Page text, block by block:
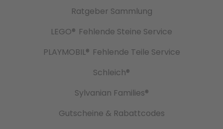
Ratgeber Sammlung
LEGO® Fehlende Steine Service
PLAYMOBIL® Fehlende Teile Service
Schleich®
Sylvanian Families®
Gutscheine & Rabattcodes